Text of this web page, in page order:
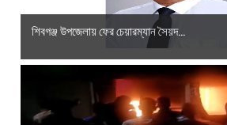
শিবগঞ্জ উপজেলায় ফের চেয়ারম্যান সৈয়দ...